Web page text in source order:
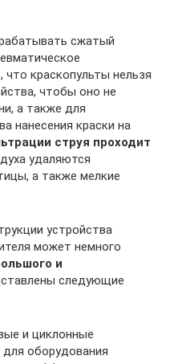
сжатый
краскопульты нельзя
чтобы оно не
а также для
нанесения краски на
струя проходит
удаляются
а также мелкие
устройства
может немного
и
следующие
и циклонные
для оборудования